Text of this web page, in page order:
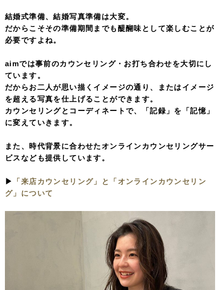
結婚式準備、結婚写真準備は大変。
だからこそその準備期間までも醍醐味として楽しむことが
必要ですよね。
aimでは事前のカウンセリング・お打ち合わせを大切にし
ています。
だからお二人が思い描くイメージの通り、またはイメージ
を超える写真を仕上げることができます。
カウンセリングとコーディネートで、「記録」を「記憶」
に変えていきます。
また、時代背景に合わせたオンラインカウンセリングサー
ビスなども提供しています。
▶︎
「来店カウンセリング」と「オンラインカウンセリン
グ」について